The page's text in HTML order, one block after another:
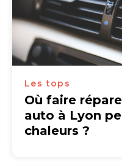
Les tops
Où faire
auto à Lyon
chaleurs ?